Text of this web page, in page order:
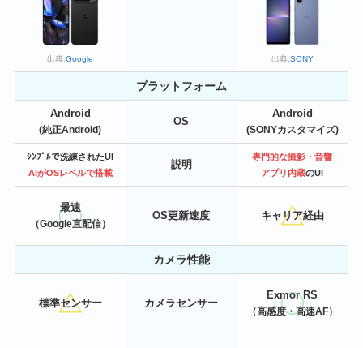
出典:Google 出典:SONY
プラットフォーム
Android
(純正Android)
OS
Android
(SONYカスタマイズ)
ｼﾝﾌﾟﾙで洗練されたUI
AIがOSレベルで搭載
説明
専門的な撮影・音響
アプリ内蔵のUI
最速
（Google直配信）
OS更新速度 キャリア経由
カメラ性能
標準センサー カメラセンサー
Exmor RS
（高感度・高速AF）